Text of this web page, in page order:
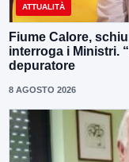
ATTUALITÀ
Fiume Calore,
interroga i Ministri.
depuratore
8 AGOSTO 2026